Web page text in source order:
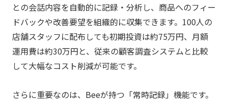
との会話内容を自動的に記録・分析し、商品へのフィー
ドバックや改善要望を組織的に収集できます。100人の
店舗スタッフに配布しても初期投資は約75万円、月額
運用費は約30万円と、従来の顧客調査システムと比較
して大幅なコスト削減が可能です。
さらに重要なのは、Beeが持つ「常時記録」機能です。